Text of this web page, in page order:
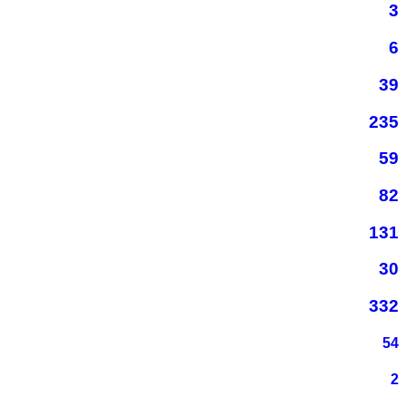
3
6
39
235
59
82
131
30
332
54
2